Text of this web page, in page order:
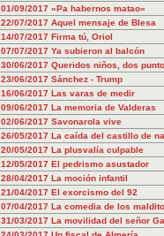
01/09/2017 «Pa habernos matao»
22/07/2017 Aquel mensaje de Blesa
14/07/2017 Firma tú, Oriol
07/07/2017 Ya subieron al balcón
30/06/2017 Queridos niños, dos
23/06/2017 Sánchez - Trump
16/06/2017 Las varas de medir
09/06/2017 La memoria de Valderas
02/06/2017 Savonarola vive
26/05/2017 La caída del castillo de
20/05/2017 La plusvalía culpable
12/05/2017 El pedrismo asustador
28/04/2017 La moción infantil
21/04/2017 El exorcismo del 92
07/04/2017 La comedia de los
31/03/2017 La movilidad del señor